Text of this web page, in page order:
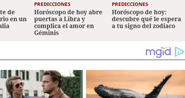
de
en un
PREDICCIONES
Horóscopo de hoy abre
puertas a Libra y
complica el amor en
Géminis
PREDICCIONES
Horóscopo de hoy:
descubre qué le espera
a tu signo del zodiaco